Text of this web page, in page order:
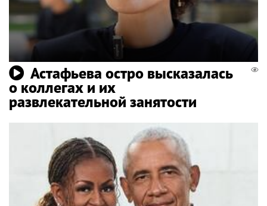
Астафьева остро высказалась
о коллегах и их
развлекательной занятости